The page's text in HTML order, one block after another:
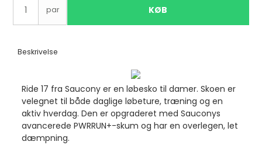
par KØB
Beskrivelse
Ride 17 fra Saucony er en løbesko til damer. Skoen er
velegnet til både daglige løbeture, træning og en
aktiv hverdag. Den er opgraderet med Sauconys
avancerede PWRRUN+-skum og har en overlegen, let
dæmpning.